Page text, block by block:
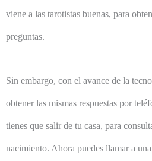
viene a las tarotistas buenas, para
preguntas.
Sin embargo, con el avance de la
obtener las mismas respuestas por
tienes que salir de tu casa, para
nacimiento. Ahora puedes llamar a